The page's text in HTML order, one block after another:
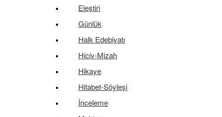
Eleştiri
Günlük
Halk Edebiyatı
Hiciv-Mizah
Hikaye
Hitabet-Söyleşi
İnceleme